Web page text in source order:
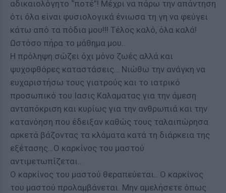
αδικαιολόγητο “ποτέ”! Μέχρι να πάρω την απάντηση
ότι όλα είναι φυσιολογικά ένιωσα τη γη να φεύγει
κάτω από τα πόδια μου!!! Τέλος καλό, όλα καλά!
Ωστόσο πήρα το μάθημα μου..
Η πρόληψη σώζει όχι μόνο ζωές αλλά και
ψυχοφθόρες καταστάσεις… Νιώθω την ανάγκη να
ευχαριστήσω τους γιατρούς και το ιατρικό
προσωπικό του Ιασις Καλαματας για την άμεση
ανταπόκριση και κυρίως για την ανθρωπιά και την
κατανόηση που έδειξαν καθώς τους ταλαιπώρησα
αρκετά βάζοντας τα κλάματα κατά τη διάρκεια της
εξέτασης…Ο καρκίνος του μαστού
αντιμετωπίζεται..
Ο καρκίνος του μαστού θεραπεύεται.. Ο καρκίνος
του μαστού προλαμβάνεται. Μην αμελήσετε όπως